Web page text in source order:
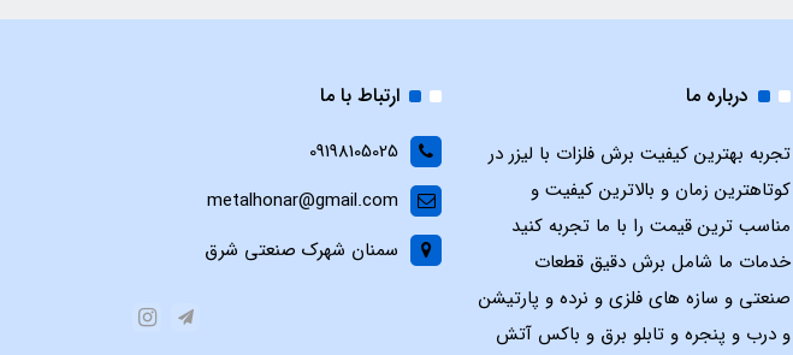
درباره ما
تجربه بهترین کیفیت برش فلزات با لیزر در
کوتاهترین زمان و بالاترین کیفیت و
مناسب ترین قیمت را با ما تجربه کنید
خدمات ما شامل برش دقیق قطعات
صنعتی و سازه های فلزی و نرده و پارتیشن
و درب و پنجره و تابلو برق و باکس آتش
ارتباط با ما
09198105025
metalhonar@gmail.com
سمنان شهرک صنعتی شرق